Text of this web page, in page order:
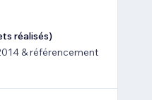
réalisés)
& référencement